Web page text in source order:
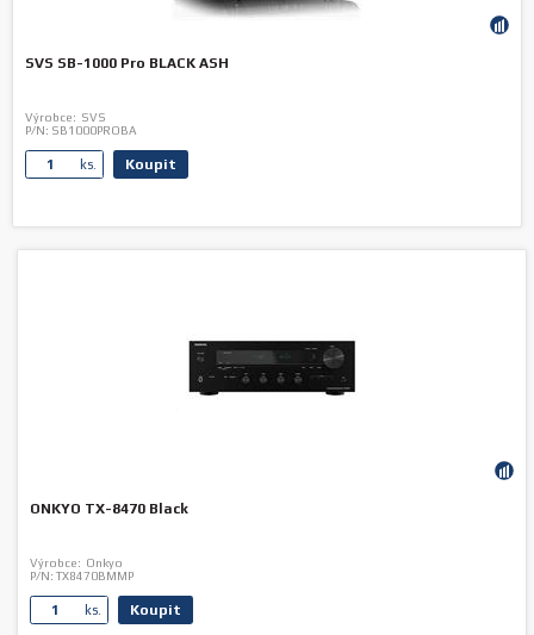
SVS SB-1000 Pro BLACK ASH
Výrobce: SVS
P/N: SB1000PROBA
ks. Koupit
ONKYO TX-8470 Black
Výrobce: Onkyo
P/N: TX8470BMMP
ks. Koupit